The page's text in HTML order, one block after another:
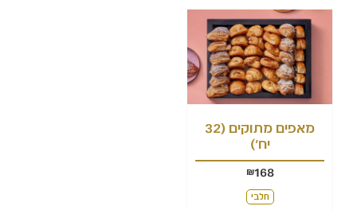
מאפים מתוקים (32
יח')
168
₪
חלבי